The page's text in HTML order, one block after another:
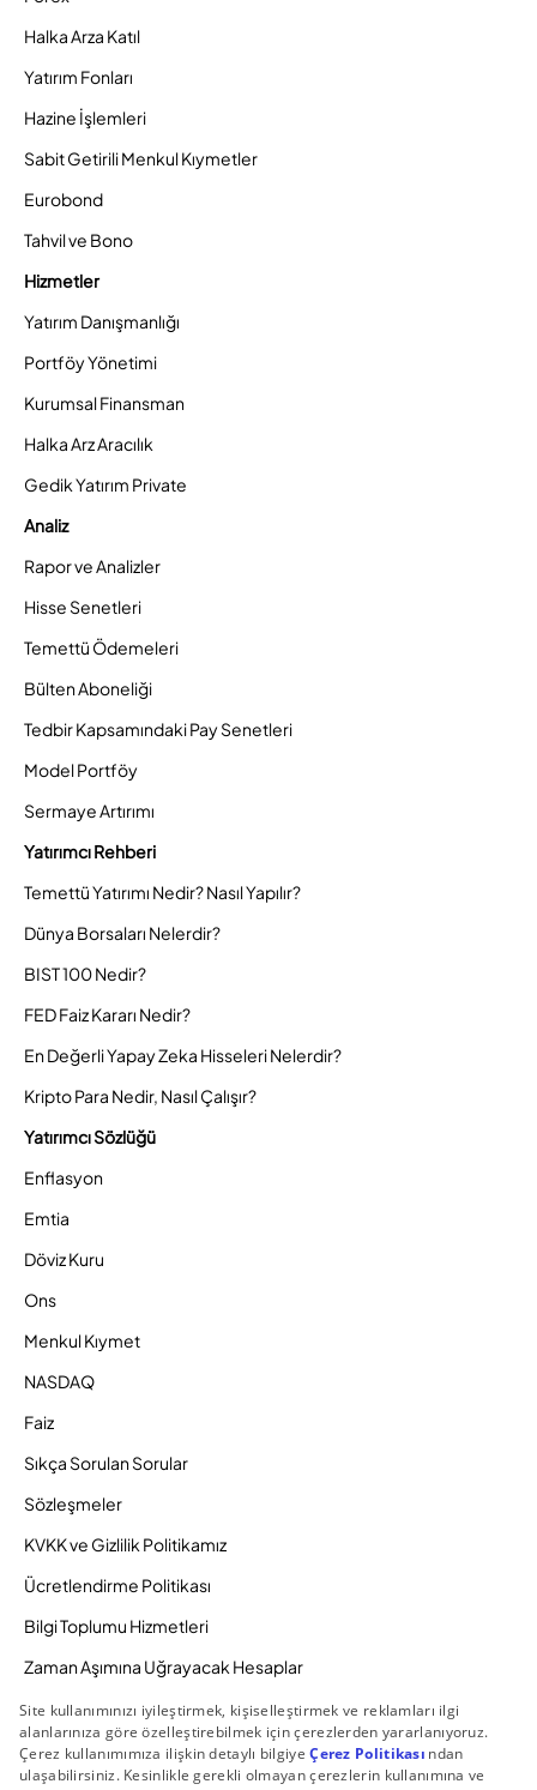
Halka Arza Katıl
Yatırım Fonları
Hazine İşlemleri
Sabit Getirili Menkul Kıymetler
Eurobond
Tahvil ve Bono
Hizmetler
Yatırım Danışmanlığı
Portföy Yönetimi
Kurumsal Finansman
Halka Arz Aracılık
Gedik Yatırım Private
Analiz
Rapor ve Analizler
Hisse Senetleri
Temettü Ödemeleri
Bülten Aboneliği
Tedbir Kapsamındaki Pay Senetleri
Model Portföy
Sermaye Artırımı
Yatırımcı Rehberi
Temettü Yatırımı Nedir? Nasıl Yapılır?
Dünya Borsaları Nelerdir?
BIST 100 Nedir?
FED Faiz Kararı Nedir?
En Değerli Yapay Zeka Hisseleri Nelerdir?
Kripto Para Nedir, Nasıl Çalışır?
Yatırımcı Sözlüğü
Enflasyon
Emtia
Döviz Kuru
Ons
Menkul Kıymet
NASDAQ
Faiz
Sıkça Sorulan Sorular
Sözleşmeler
KVKK ve Gizlilik Politikamız
Ücretlendirme Politikası
Bilgi Toplumu Hizmetleri
Zaman Aşımına Uğrayacak Hesaplar
Duyurular ve Kampanyalar